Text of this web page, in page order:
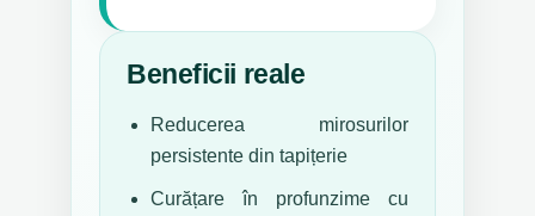
Beneficii reale
Reducerea mirosurilor
persistente din tapițerie
Curățare în profunzime cu